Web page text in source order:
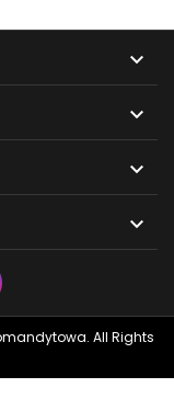




All Rights